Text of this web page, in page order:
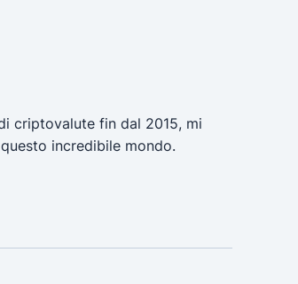
criptovalute fin dal 2015, mi
incredibile mondo.